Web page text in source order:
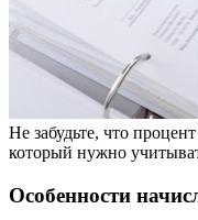
Не забудьте, что
который нужно
Особенности